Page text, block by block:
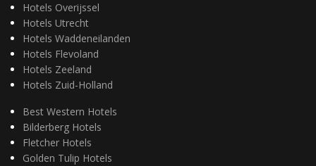
Hotels Overijssel
Hotels Utrecht
Hotels Waddeneilanden
Hotels Flevoland
Hotels Zeeland
Hotels Zuid-Holland
Best Western Hotels
Bilderberg Hotels
Fletcher Hotels
Golden Tulip Hotels